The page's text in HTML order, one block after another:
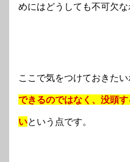
めにはどうしても不可欠な
ここで気をつけておきたい
できるのではなく、没頭
いという点です。